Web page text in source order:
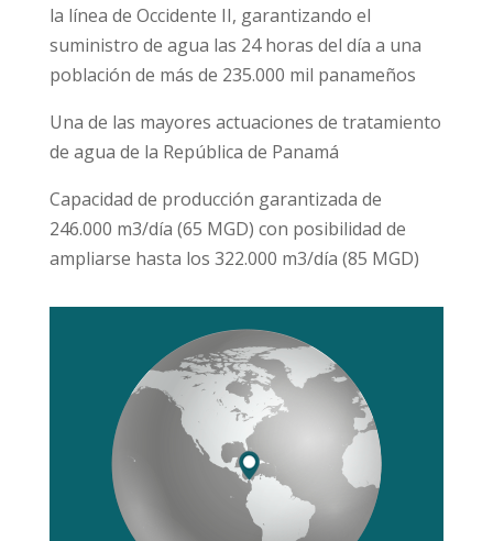
la línea de Occidente II, garantizando el
suministro de agua las 24 horas del día a una
población de más de 235.000 mil panameños
Una de las mayores actuaciones de tratamiento
de agua de la República de Panamá
Capacidad de producción garantizada de
246.000 m3/día (65 MGD) con posibilidad de
ampliarse hasta los 322.000 m3/día (85 MGD)